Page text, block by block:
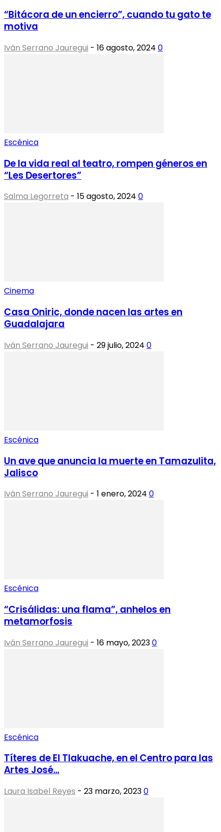
“Bitácora de un encierro”, cuando tu gato te
motiva
Iván Serrano Jauregui - 16 agosto, 2024 0
Escénica
De la vida real al teatro, rompen géneros en
“Les Desertores”
Salma Legorreta - 15 agosto, 2024 0
Cinema
Casa Oniric, donde nacen las artes en
Guadalajara
Iván Serrano Jauregui - 29 julio, 2024 0
Escénica
Un ave que anuncia la muerte en Tamazulita,
Jalisco
Iván Serrano Jauregui - 1 enero, 2024 0
Escénica
“Crisálidas: una flama”, anhelos en
metamorfosis
Iván Serrano Jauregui - 16 mayo, 20230
Escénica
Títeres de El Tlakuache, en el Centro para las
Artes José...
Laura Isabel Reyes - 23 marzo, 20230